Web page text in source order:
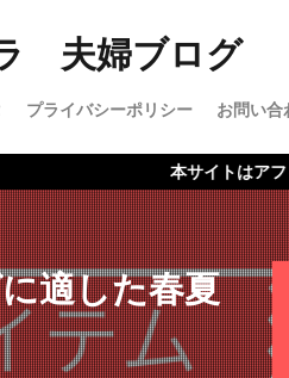
夫婦ブログ
プライバシーポリシー お問い合
本サイトはアフィリエイト広
適した春夏